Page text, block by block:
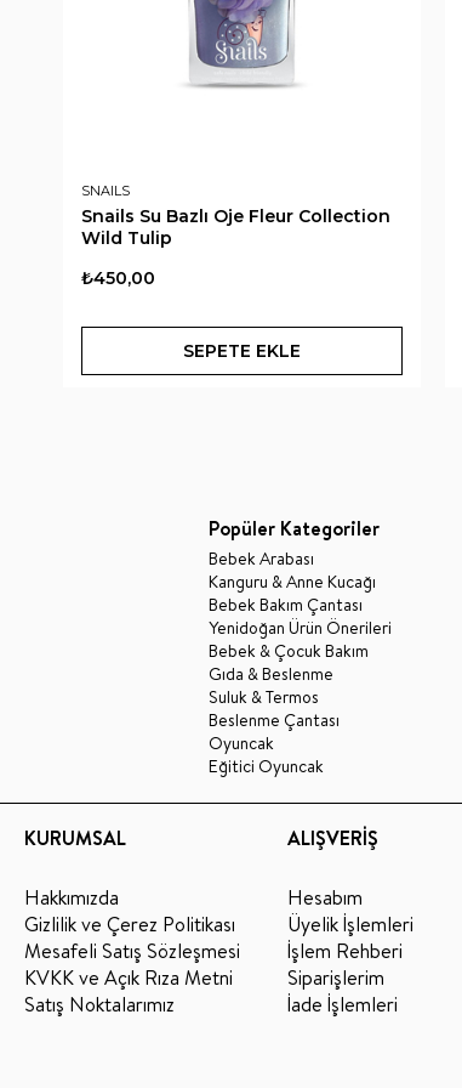
SNAILS
Snails Su Bazlı Oje Fleur Collection
Wild Tulip
₺450,00
SEPETE EKLE
Popüler Kategoriler
Bebek Arabası
Kanguru & Anne Kucağı
Bebek Bakım Çantası
Yenidoğan Ürün Önerileri
Bebek & Çocuk Bakım
Gıda & Beslenme
Suluk & Termos
Beslenme Çantası
Oyuncak
Eğitici Oyuncak
KURUMSAL
Hakkımızda
Gizlilik ve Çerez Politikası
Mesafeli Satış Sözleşmesi
KVKK ve Açık Rıza Metni
Satış Noktalarımız
ALIŞVERİŞ
Hesabım
Üyelik İşlemleri
İşlem Rehberi
Siparişlerim
İade İşlemleri